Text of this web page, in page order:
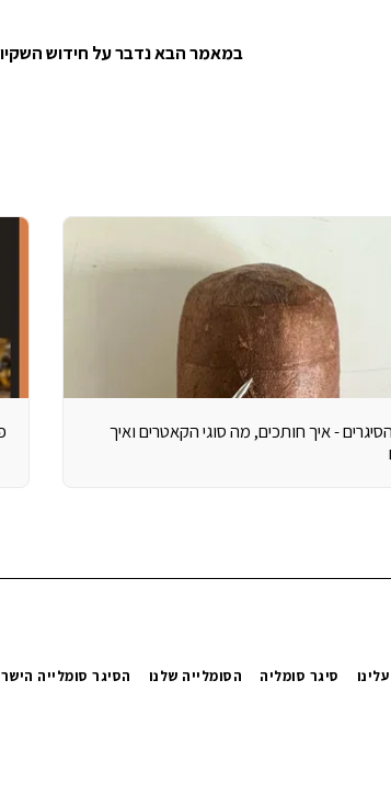
במאמר הבא נדבר על חידוש
- איך חותכים, מה סוגי הקאטרים ואיך
סיגר סומליה הסומלייה שלנו הסיגר סומלייה